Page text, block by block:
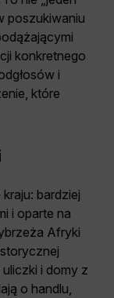
poszukiwaniu
konkretnego
i
które
bardziej
i oparte na
Afryki
i domy z
o handlu,